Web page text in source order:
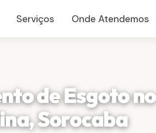
Serviços Onde Atendemos
de Esgoto no
Sorocaba